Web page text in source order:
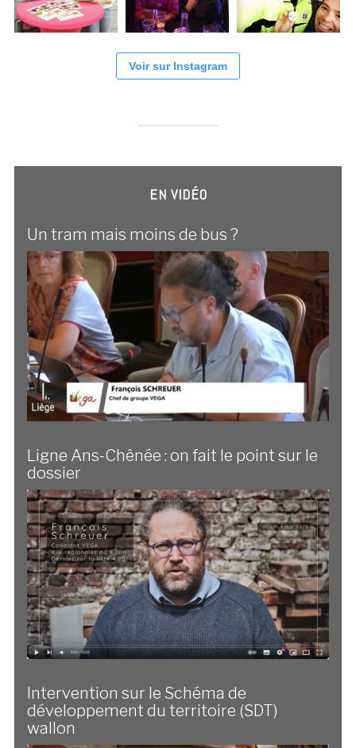
Voir sur Instagram
EN VIDÉO
Un tram mais moins de bus ?
Ligne Ans-Chênée : on fait le point sur le
dossier
Intervention sur le Schéma de
développement du territoire (SDT)
wallon